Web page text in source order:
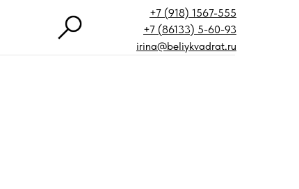
+7 (918) 1567-555
+7 (86133) 5-60-93
irina@beliykvadrat.ru